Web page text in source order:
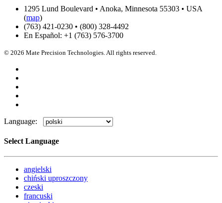
1295 Lund Boulevard • Anoka, Minnesota 55303 • USA
(map)
(763) 421-0230 • (800) 328-4492
En Español: +1 (763) 576-3700
© 2026 Mate Precision Technologies. All rights reserved.
Language:
Select Language
angielski
chiński uproszczony
czeski
francuski